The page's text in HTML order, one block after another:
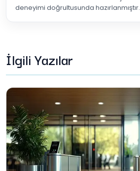
deneyimi doğrultusunda hazırlanmıştır.
İlgili Yazılar